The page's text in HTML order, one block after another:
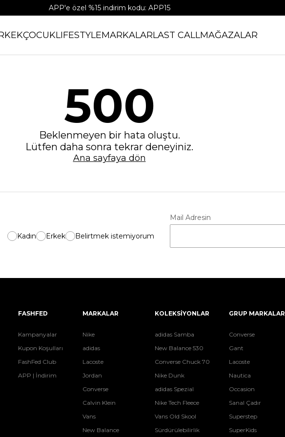
APP'e özel %15 indirim kodu: APP15
ÇOCUKLIFESTYLEMARKALARLAST CALLMAĞAZALAR
500
Beklenmeyen bir hata oluştu.
Lütfen daha sonra tekrar deneyiniz.
Ana sayfaya dön
Kadın Erkek Belirtmek istemiyorum
Mail Adresin
FASHFED
Kampanyalar
Kupon Koşulları
FashFed Club
APP | İndirim
MARKALAR
Nike
adidas
Lacoste
Jordan
Converse
Calvin Klein
Vans
New Balance
KOLEKSİYONLAR
adidas Samba
New Balance 530
Converse Chuck 70
Nike Dunk
adidas Spezial
Nike Tech Fleece
Vans Old Skool
Sürdürülebilirlik
GRUP MARKALAR
Converse
Gant
Lacoste
Nautica
Occasion
Sanal Çadır
Superstep
SuperKids